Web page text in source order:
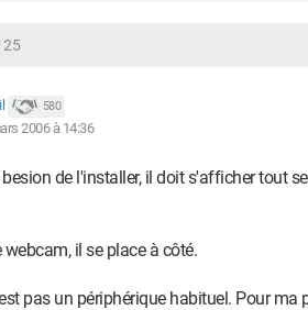
25
580
2006 à 14:36
de l'installer, il doit s'afficher tout
il se place à côté.
pas un périphérique habituel. Pour ma